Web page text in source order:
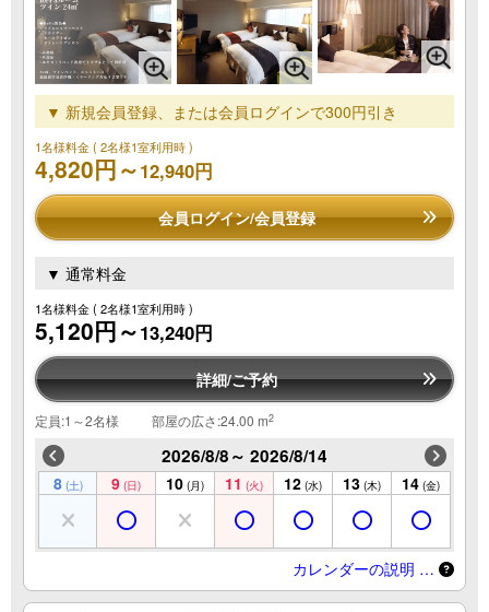
▼ 新規会員登録、または会員ログインで300円引き
1名様料金( 2名様1室利用時 )
4,820円～12,940円
会員ログイン/会員登録
▼ 通常料金
1名様料金( 2名様1室利用時 )
5,120円～13,240円
詳細/ご予約
定員:1～2名様 部屋の広さ:24.00 m2
2026/8/8～ 2026/8/14
8 (土) 9 (日) 10 (月) 11 (火) 12 (水) 13 (木) 14 (金)
カレンダーの説明 …